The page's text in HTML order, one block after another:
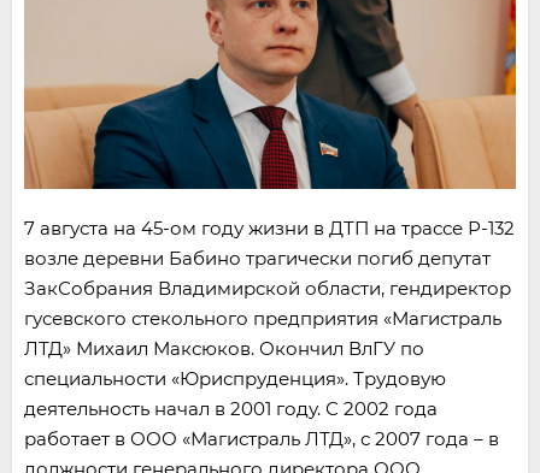
7 августа на 45-ом году жизни в ДТП на трассе Р-132
возле деревни Бабино трагически погиб депутат
ЗакСобрания Владимирской области, гендиректор
гусевского стекольного предприятия «Магистраль
ЛТД» Михаил Максюков. Окончил ВлГУ по
специальности «Юриспруденция». Трудовую
деятельность начал в 2001 году. С 2002 года
работает в ООО «Магистраль ЛТД», с 2007 года – в